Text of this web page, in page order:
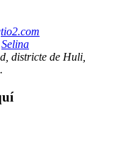
Selina
districte de Huli,